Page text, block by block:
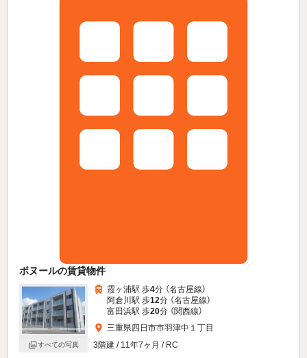
ボヌールの賃貸物件
すべての写真
霞ヶ浦駅 歩4分 （名古屋線）
阿倉川駅 歩12分 （名古屋線）
富田浜駅 歩20分 （関西線）
三重県四日市市羽津中１丁目
3階建 / 11年7ヶ月 / RC